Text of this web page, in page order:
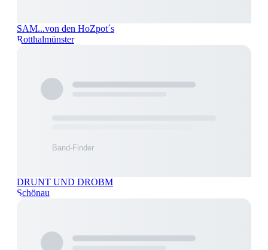
SAM...von den HoZpot´s
Rotthalmünster
DRUNT UND DROBM
Schönau